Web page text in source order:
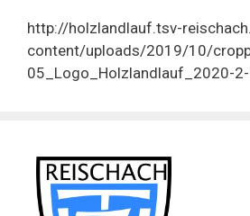
http://holzlandlauf.tsv-
content/uploads/2019/10/
05_Logo_Holzlandlauf_2020-